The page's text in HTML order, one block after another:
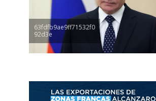
63fdfb9ae9ff71532f0
92d3e